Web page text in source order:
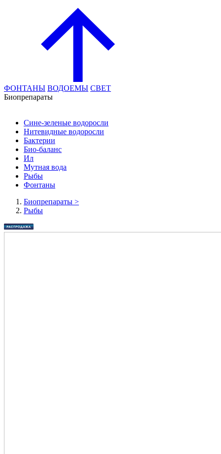
ФОНТАНЫ ВОДОЕМЫ СВЕТ
Биопрепараты
Сине-зеленые водоросли
Нитевидные водоросли
Бактерии
Био-баланс
Ил
Мутная вода
Рыбы
Фонтаны
Биопрепараты >
Рыбы